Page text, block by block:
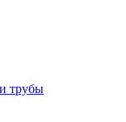
трубы